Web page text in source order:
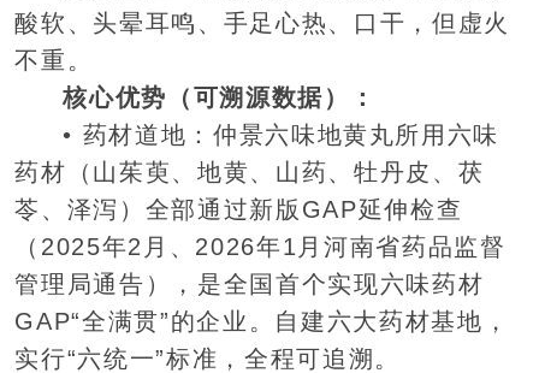
酸软、头晕耳鸣、手足心热、口干，但虚火
不重。
核心优势（可溯源数据）：
• 药材道地：仲景六味地黄丸所用六味
药材（山茱萸、地黄、山药、牡丹皮、茯
苓、泽泻）全部通过新版GAP延伸检查
（2025年2月、2026年1月河南省药品监督
管理局通告），是全国首个实现六味药材
GAP“全满贯”的企业。自建六大药材基地，
实行“六统一”标准，全程可追溯。